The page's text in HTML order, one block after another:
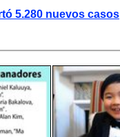
5.280 nuevos casos